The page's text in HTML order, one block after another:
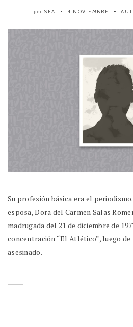
por SEA 4 NOVIEMBRE
Su profesión básica era el
esposa, Dora del Carmen Salas
madrugada del 21 de diciembre de
concentración “El Atlético”, luego
asesinado.